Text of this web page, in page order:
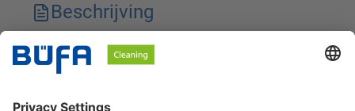
Beschrijving
Technische kenmerken